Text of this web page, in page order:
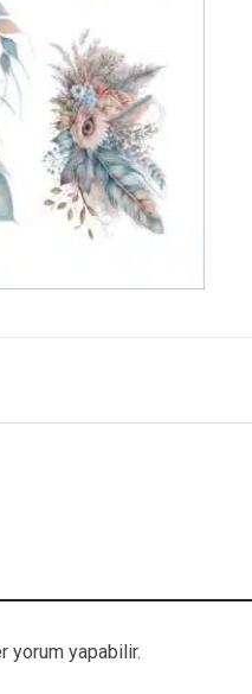
yorum yapabilir.